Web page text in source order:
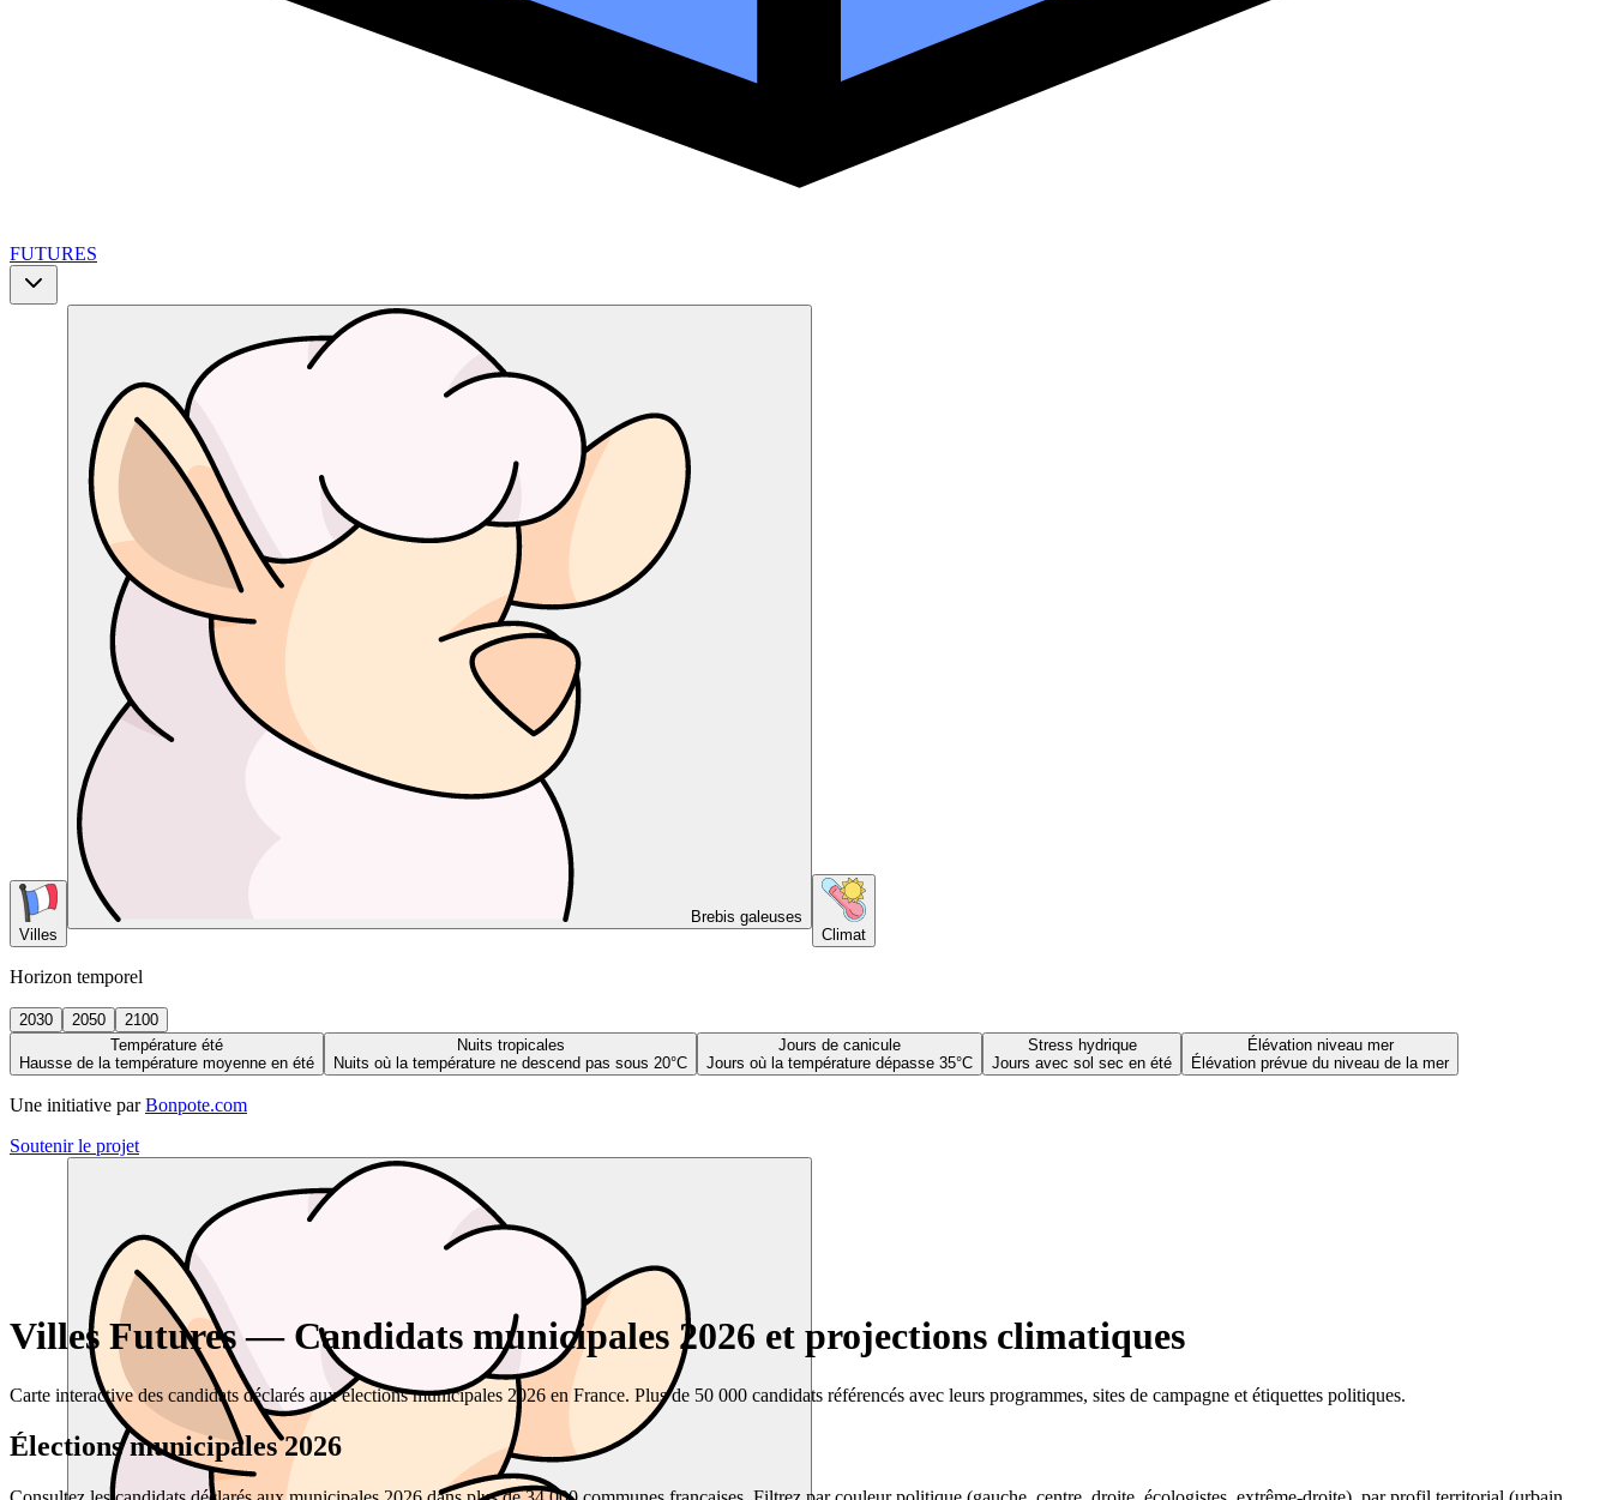
FUTURES
Villes
Brebis galeuses
Climat
Horizon temporel
2030 2050
2100
Température été
Hausse de la température moyenne en été
Nuits tropicales
Nuits où la température ne descend pas sous 20°C
Jours de canicule
Jours où la température dépasse 35°C
Stress hydrique
Jours avec sol sec en été
Élévation niveau mer
Élévation prévue du niveau de la mer
Une initiative par Bonpote.com
Soutenir le projet
Villes Futures — Candidats municipales 2026 et projections climatiques
Carte interactive des candidats déclarés aux élections municipales 2026 en France. Plus de 50 000 candidats référencés avec leurs programmes, sites de campagne et étiquettes politiques.
Élections municipales 2026